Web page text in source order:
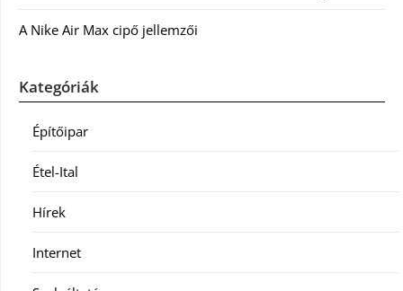
A Nike Air Max cipő jellemzői
Kategóriák
Építőipar
Étel-Ital
Hírek
Internet